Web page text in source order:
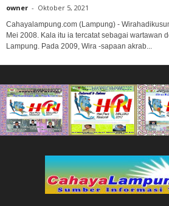
owner - Oktober 5, 2021
Cahayalampung.com (Lampung) -
Mei 2008. Kala itu ia tercatat sebagai wartawan
Lampung. Pada 2009, Wira -sapaan akrab...